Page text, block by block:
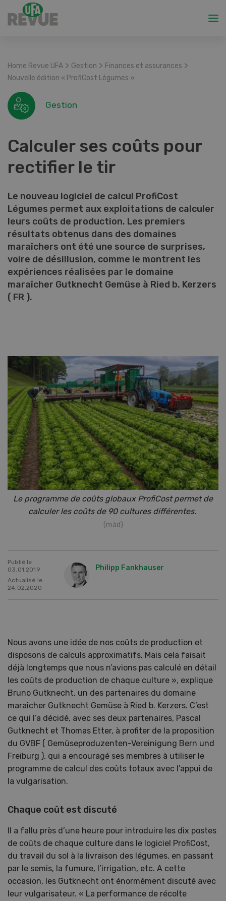
Home Revue UFA > Gestion > Finances et assurances >
Nouvelle édition « ProfiCost Légumes »
Gestion
Calculer ses coûts pour
rectifier le tir
Le nouveau logiciel de calcul ProfiCost
Légumes permet aux exploitations de calculer
leurs coûts de production. Les premiers
résultats obtenus dans des domaines
maraîchers ont été une source de surprises,
voire de désillusion, comme le montrent les
expériences réalisées par le domaine
maraîcher Gutknecht Gemüse à Ried b. Kerzers
( FR ).
Le programme de coûts globaux ProfiCost permet de
calculer les coûts de 90 cultures différentes.
(màd)
Publié le
03.01.2019
Actualisé le
24.02.2020
Philipp Fankhauser
Nous avons une idée de nos coûts de production et
disposons de calculs approximatifs. Mais cela faisait
déjà longtemps que nous n’avions pas calculé en détail
les coûts de production de chaque culture », explique
Bruno Gutknecht, un des partenaires du domaine
maraîcher Gutknecht Gemüse à Ried b. Kerzers. C’est
ce qui l’a décidé, avec ses deux partenaires, Pascal
Gutknecht et Thomas Etter, à profiter de la proposition
du GVBF ( Gemüseproduzenten-Vereinigung Bern und
Freiburg ), qui a encouragé ses membres à utiliser le
programme de calcul des coûts totaux avec l’appui de
la vulgarisation.
Chaque coût est discuté
Il a fallu près d’une heure pour introduire les dix postes
de coûts de chaque culture dans le logiciel ProfiCost,
du travail du sol à la livraison des légumes, en passant
par le semis, la fumure, l’irrigation, etc. A cette
occasion, les Gutknecht ont énormément discuté avec
leur vulgarisateur. « La performance de récolte